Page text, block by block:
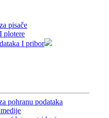
pisače
plotere
I pribor
pohranu podataka